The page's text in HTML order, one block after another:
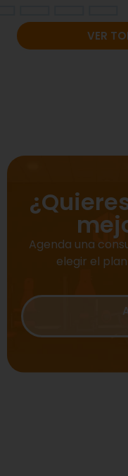
VER
Agenda una
elegir el